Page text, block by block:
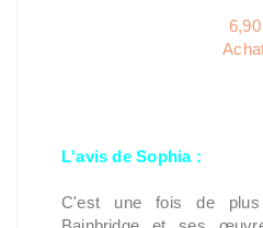
L'avis de Sophia :
C'est une fois de plus